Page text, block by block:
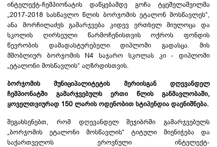
ინტელექტ-ჩემპიონატის დაწყებამდე გოჩა ტყეშელაშვილმა
„2017-2018 სასწავლო წლის ბორჯომის ეტალონ მოსწავლეს“,
ანა მორჩილაძესგამარჯვება კიდევ ერთხელ მიულოცა და
სკოლის ღირსეული წარმოჩენისთვის ოქროს ფონდის
წევრობის დამადასტურებელი დიპლომი გადასცა. მის
მშობლიურ ბორჯომის N4საჯარო სკოლას კი - დიპლომი
„ეტალონი მოსწავლის“ აღზრდისთვის.
ბორჯომის მუნიციპალიტეტის მერიისგან დღევანდელ
ჩემპიონატში გამარჯვებულს ერთი წლის განმავლობაში,
ყოველთვიურად 150 ლარის ოდენობით სტიპენდია დაენიშნება.
შეგახსენებთ, რომ დღევანდელ შეჯიბრში გამარჯვებულს
„ბორჯომის ეტალონი მოსწავლის“ ტიტული მიენიჭება და
საქართველოს ეროვნული ინტელექტ-